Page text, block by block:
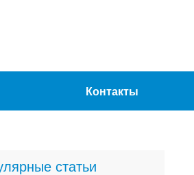
Контакты
статьи